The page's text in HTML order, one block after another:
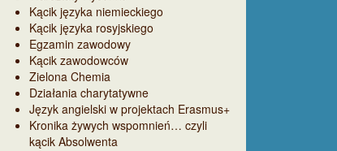
Kącik języka niemieckiego
Kącik języka rosyjskiego
Egzamin zawodowy
Kącik zawodowców
Zielona Chemia
Działania charytatywne
Język angielski w projektach Erasmus+
Kronika żywych wspomnień… czyli
kącik Absolwenta